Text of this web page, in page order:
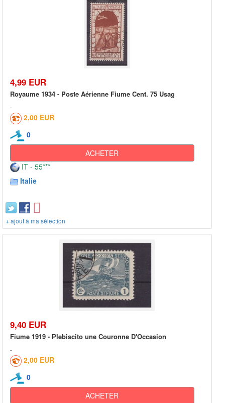
4,99 EUR
Royaume 1934 - Poste Aérienne Fiume Cent. 75 Usag
2,00 EUR
0
ACHETER
IT - 55***
Italie
+ ajout à ma sélection
9,40 EUR
Fiume 1919 - Plebiscito une Couronne D'Occasion
2,00 EUR
0
ACHETER